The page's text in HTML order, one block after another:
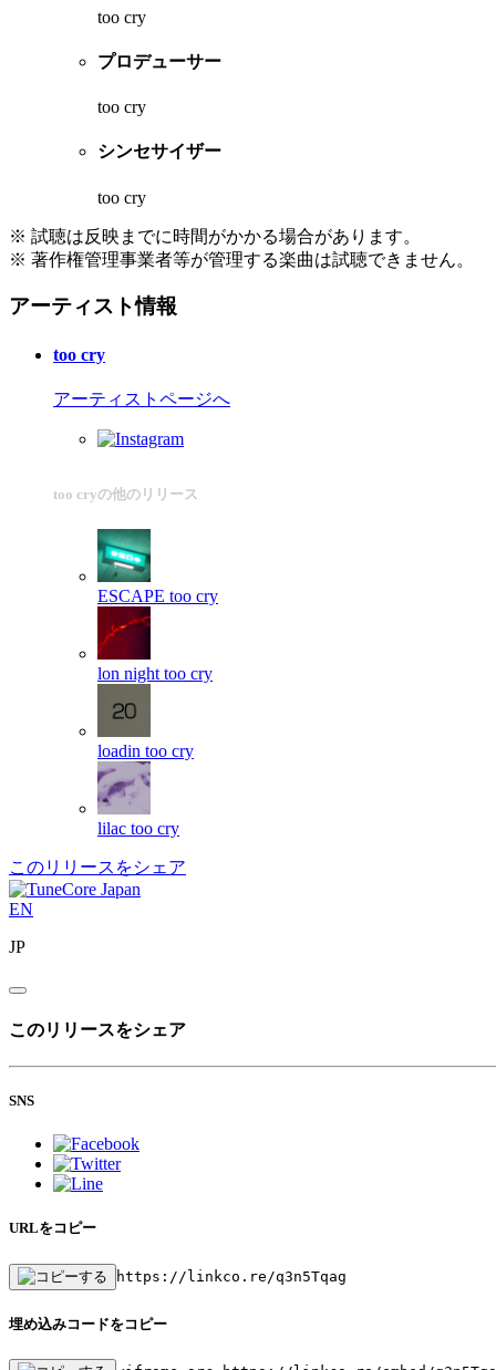
too cry
プロデューサー
too cry
シンセサイザー
too cry
※ 試聴は反映までに時間がかかる場合があります。
※ 著作権管理事業者等が管理する楽曲は試聴できません。
アーティスト情報
too cry
アーティストページへ
too cryの他のリリース
ESCAPE too cry
lon night too cry
loadin too cry
lilac too cry
このリリースをシェア
EN
JP
このリリースをシェア
SNS
URLをコピー
https://linkco.re/q3n5Tqag
埋め込みコードをコピー